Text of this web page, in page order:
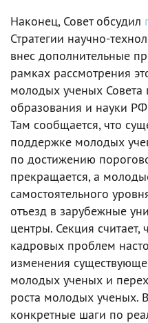
Наконец, Совет обсудил
Стратегии научно-
внес дополнительные
рамках рассмотрения
молодых ученых Совета
образования и науки
Там сообщается, что
поддержке молодых
по достижению
прекращается, а
самостоятельного
отъезд в зарубежные
центры. Секция
кадровых проблем
изменения
молодых ученых и
роста молодых ученых.
конкретные шаги по